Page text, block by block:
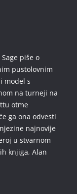
piše o
pustolovnim
model s
na turneji na
otme
ga ona odvesti
najnovije
u stvarnom
knjiga, Alan